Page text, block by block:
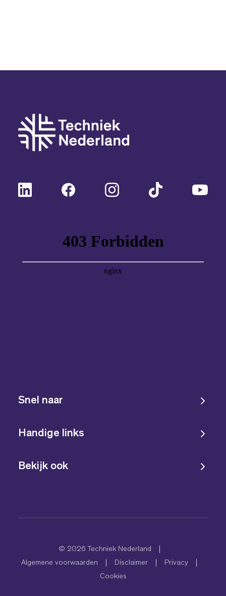
Snel naar
Handige links
Bekijk ook
© 2026 Techniek Nederland
Algemene voorwaarden
Disclaimer
Privacy
Cookies